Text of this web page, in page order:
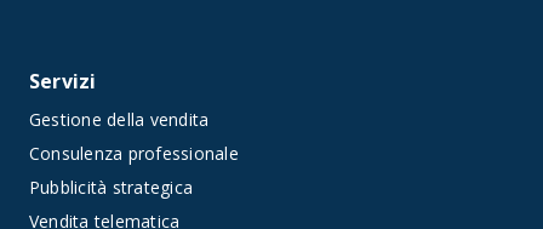
Servizi
Gestione della vendita
Consulenza professionale
Pubblicità strategica
Vendita telematica